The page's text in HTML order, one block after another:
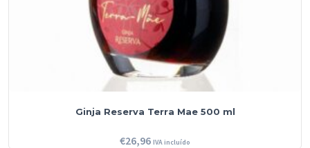
Ginja Reserva Terra Mae 500 ml
€26,96 IVA incluído